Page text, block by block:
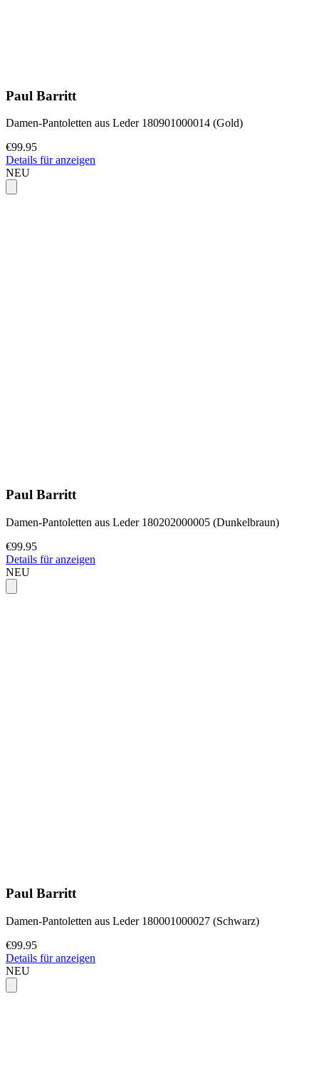
Paul Barritt
Damen-Pantoletten aus Leder 180901000014 (Gold)
€99.95
Details für anzeigen
NEU
Paul Barritt
Damen-Pantoletten aus Leder 180202000005 (Dunkelbraun)
€99.95
Details für anzeigen
NEU
Paul Barritt
Damen-Pantoletten aus Leder 180001000027 (Schwarz)
€99.95
Details für anzeigen
NEU